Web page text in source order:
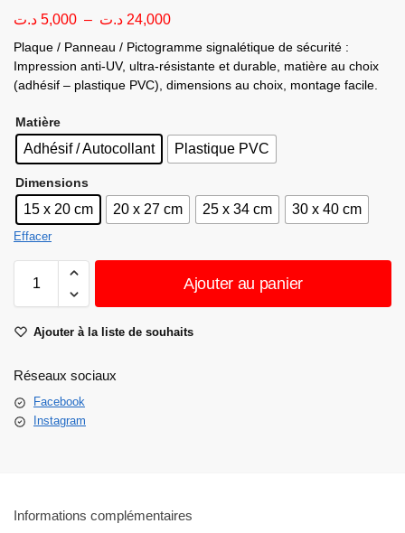
5,000 د.ت – 24,000 د.ت
Plaque / Panneau / Pictogramme signalétique de sécurité :
Impression anti-UV, ultra-résistante et durable, matière au choix
(adhésif – plastique PVC), dimensions au choix, montage facile.
Matière
Adhésif / Autocollant Plastique PVC
Dimensions
15 x 20 cm 20 x 27 cm 25 x 34 cm 30 x 40 cm
Effacer
Ajouter au panier
Ajouter à la liste de souhaits
Réseaux sociaux
Facebook
Instagram
Informations complémentaires